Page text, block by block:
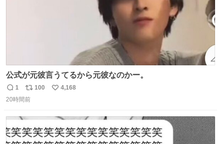
公式が元彼言うてるから元彼なのかー。
返
信
1
リ
ポ
数
100
い
4,168
20時間前